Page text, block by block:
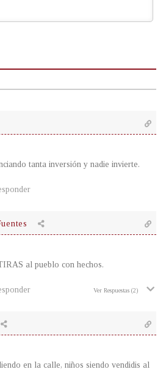
tanta inversión y nadie invierte.
al pueblo con hechos.
Ver Respuestas (2)
en la calle, niños siendo vendidis al